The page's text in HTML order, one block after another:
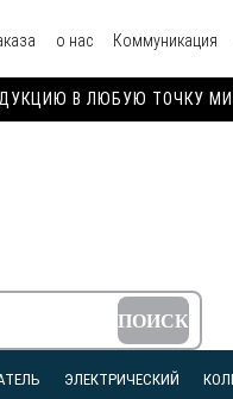
о нас Коммуникация
В ЛЮБУЮ ТОЧКУ
ЭЛЕКТРИЧЕСКИЙ